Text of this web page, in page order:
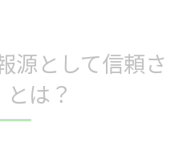
源として信頼さ
は？